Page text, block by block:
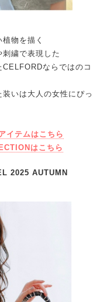
物を描く
繍で表現した
ならではのコ
いは大人の女性にぴっ
イテムはこちら
はこちら
2025 AUTUMN